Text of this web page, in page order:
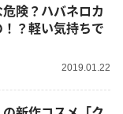
危険？ハバネロカ
？軽い気持ちで
2019.01.22